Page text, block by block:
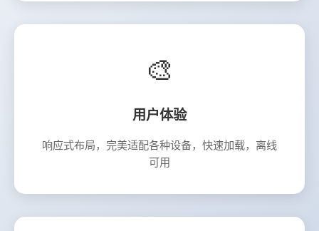
🎨
用户体验
响应式布局，完美适配各种设备，快速加载，离线
可用